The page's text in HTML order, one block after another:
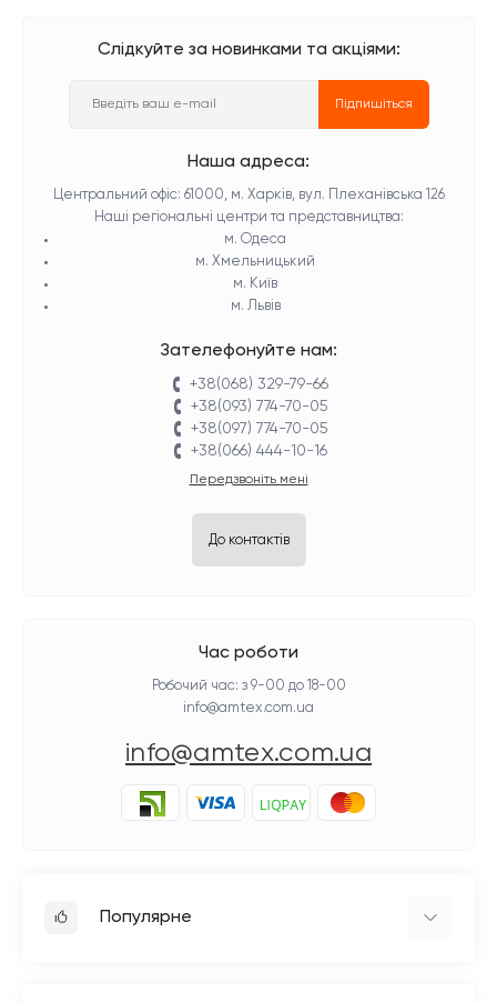
Слідкуйте за новинками та акціями:
Підпишіться
Наша адреса:
Центральний офіс: 61000, м. Харків, вул. Плеханівська 126
Наші регіональні центри та представництва:
м. Одеса
м. Хмельницький
м. Київ
м. Львів
Зателефонуйте нам:
+38(068) 329-79-66
+38(093) 774-70-05
+38(097) 774-70-05
+38(066) 444-10-16
Передзвоніть мені
До контактів
Час роботи
Робочий час: з 9-00 до 18-00
info@amtex.com.ua
info@amtex.com.ua
Популярне